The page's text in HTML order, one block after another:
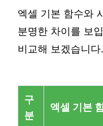
엑셀 기본 함수와
분명한 차이를 보
비교해 보겠습니다.
구
분
엑셀 기본